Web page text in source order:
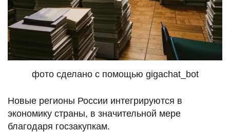
фото сделано с помощью gigachat_bot
Новые регионы России интегрируются в
экономику страны, в значительной мере
благодаря госзакупкам.